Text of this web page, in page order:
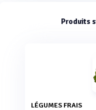
Produits
LÉGUMES FRAIS